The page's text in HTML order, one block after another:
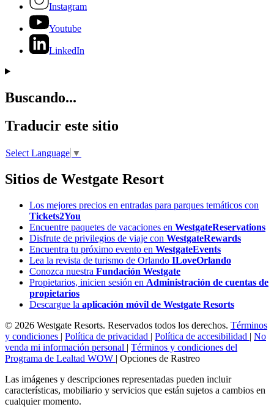
Instagram
Youtube
LinkedIn
Buscando...
Traducir este sitio
Select Language ▼
Sitios de Westgate Resort
Los mejores precios en entradas para parques temáticos con
Tickets2You
Encuentre paquetes de vacaciones en WestgateReservations
Disfrute de privilegios de viaje con WestgateRewards
Encuentra tu próximo evento en WestgateEvents
Lea la revista de turismo de Orlando ILoveOrlando
Conozca nuestra Fundación Westgate
Propietarios, inicien sesión en Administración de cuentas de
propietarios
Descargue la aplicación móvil de Westgate Resorts
© 2026 Westgate Resorts. Reservados todos los derechos. Términos
y condiciones | Política de privacidad | Política de accesibilidad | No
venda mi información personal | Términos y condiciones del
Programa de Lealtad WOW | Opciones de Rastreo
Las imágenes y descripciones representadas pueden incluir
características, mobiliario y servicios que están sujetos a cambios en
cualquier momento.